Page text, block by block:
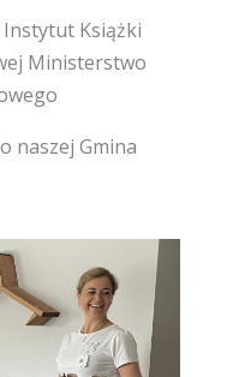
Książki
Ministerstwo
naszej Gmina